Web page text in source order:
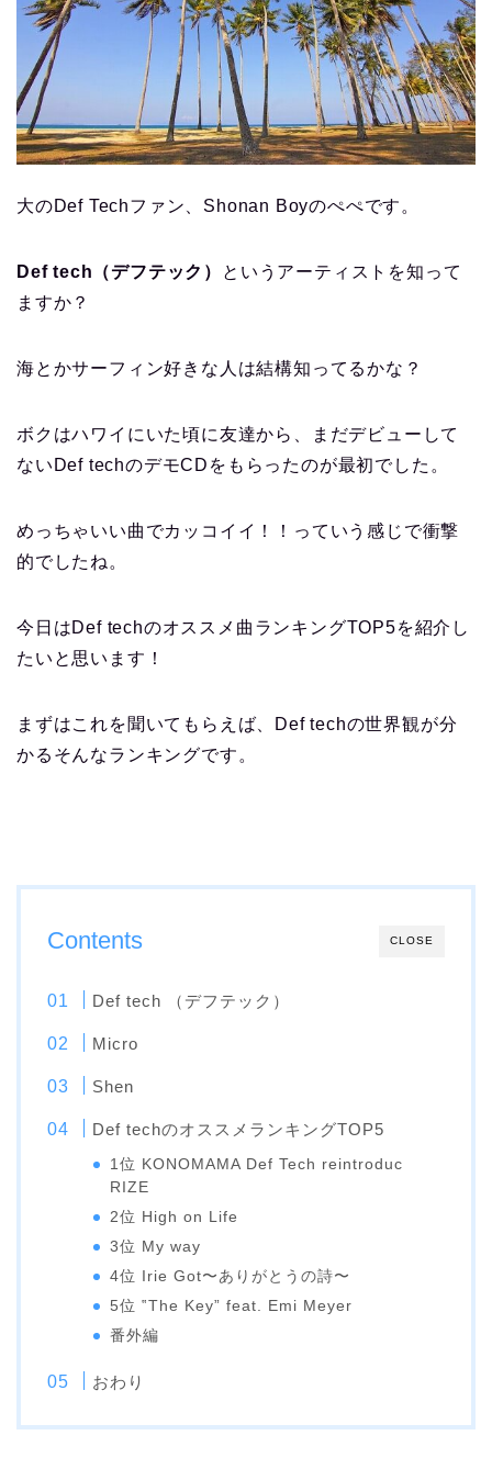
大のDef Techファン、Shonan Boyのぺぺです。
Def tech（デフテック）
というアーティストを知って
ますか？
海とかサーフィン好きな人は結構知ってるかな？
ボクはハワイにいた頃に友達から、まだデビューして
ないDef techのデモCDをもらったのが最初でした。
めっちゃいい曲でカッコイイ！！っていう感じで衝撃
的でしたね。
今日はDef techのオススメ曲ランキングTOP5を紹介し
たいと思います！
まずはこれを聞いてもらえば、Def techの世界観が分
かるそんなランキングです。
CLOSE
Contents
Def tech （デフテック）
Micro
Shen
Def techのオススメランキングTOP5
1位 KONOMAMA Def Tech reintroduc
RIZE
2位 High on Life
3位 My way
4位 Irie Got〜ありがとうの詩〜
5位 ‟The Key” feat. Emi Meyer
番外編
おわり